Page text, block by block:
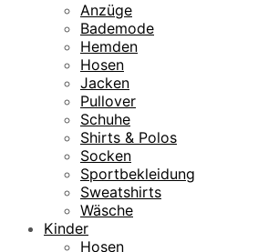
Anzüge
Bademode
Hemden
Hosen
Jacken
Pullover
Schuhe
Shirts & Polos
Socken
Sportbekleidung
Sweatshirts
Wäsche
Kinder
Hosen